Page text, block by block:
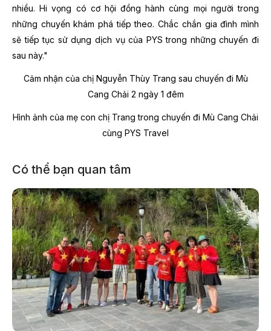
nhiều. Hi vọng có cơ hội đồng hành cùng mọi người trong
những chuyến khám phá tiếp theo. Chắc chắn gia đình mình
sẽ tiếp tục sử dụng dịch vụ của PYS trong những chuyến đi
sau này."
Cảm nhận của chị Nguyễn Thùy Trang sau chuyến đi Mù
Cang Chải 2 ngày 1 đêm
Hình ảnh của mẹ con chị Trang trong chuyến đi Mù Cang Chải
cùng PYS Travel
Có thể bạn quan tâm